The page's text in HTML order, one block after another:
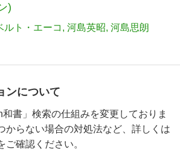
)
ルト・エーコ 河島英昭 河島思朗
ンについて
書」検索の仕組みを変更しておりま
からない場合の対処法など、詳しくは
ご確認ください。